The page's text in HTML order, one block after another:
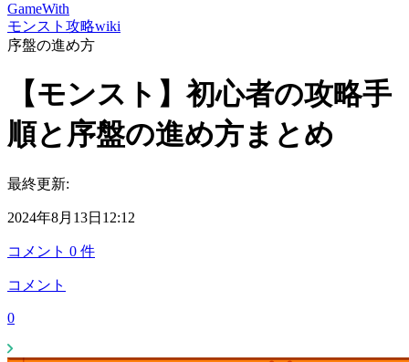
GameWith
モンスト攻略wiki
序盤の進め方
【モンスト】初心者の攻略手
順と序盤の進め方まとめ
最終更新:
2024年8月13日12:12
コメント 0 件
コメント
0